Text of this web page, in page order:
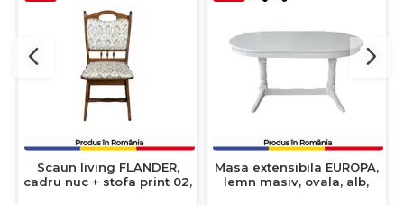
Scaun living FLANDER,
cadru nuc + stofa print 02,
Masa extensibila EUROPA,
lemn masiv, ovala, alb,
160/240x90x70 cm